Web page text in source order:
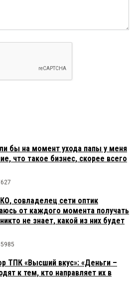
бы на момент ухода папы у меня
что такое бизнес, скорее всего
совладелец сети оптик
от каждого момента получать
не знает, какой из них будет
5985
ТПК «Высший вкус»: «Деньги –
к тем, кто направляет их в